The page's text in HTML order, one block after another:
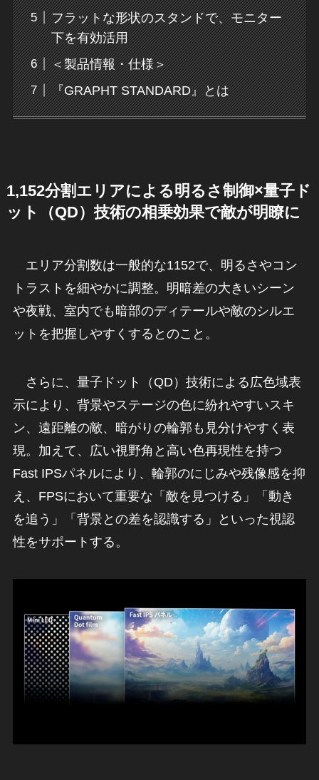
フラットな形状のスタンドで、モニター
下を有効活用
＜製品情報・仕様＞
『GRAPHT STANDARD』とは
1,152分割エリアによる明るさ制御×量子ド
ット（QD）技術の相乗効果で敵が明瞭に
エリア分割数は一般的な1152で、明るさやコン
トラストを細やかに調整。明暗差の大きいシーン
や夜戦、室内でも暗部のディテールや敵のシルエ
ットを把握しやすくするとのこと。
さらに、量子ドット（QD）技術による広色域表
示により、背景やステージの色に紛れやすいスキ
ン、遠距離の敵、暗がりの輪郭も見分けやすく表
現。加えて、広い視野角と高い色再現性を持つ
Fast IPSパネルにより、輪郭のにじみや残像感を抑
え、FPSにおいて重要な「敵を見つける」「動き
を追う」「背景との差を認識する」といった視認
性をサポートする。